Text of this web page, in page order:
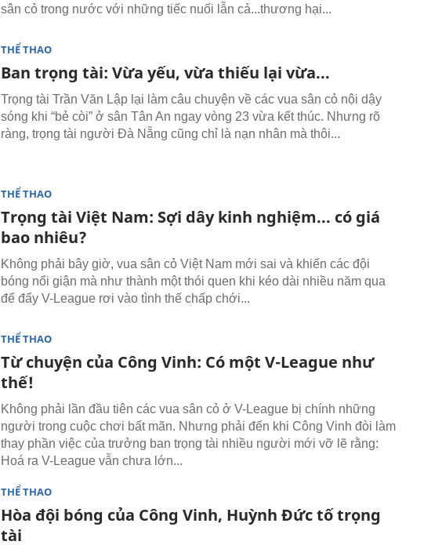
sân cỏ trong nước với những tiếc nuối lẫn cả...thương hại...
THỂ THAO
Ban trọng tài: Vừa yếu, vừa thiếu lại vừa...
Trọng tài Trần Văn Lập lại làm câu chuyện về các vua sân cỏ nội dậy
sóng khi “bẻ còi” ở sân Tân An ngay vòng 23 vừa kết thúc. Nhưng rõ
ràng, trọng tài người Đà Nẵng cũng chỉ là nạn nhân mà thôi...
THỂ THAO
Trọng tài Việt Nam: Sợi dây kinh nghiệm... có giá
bao nhiêu?
Không phải bây giờ, vua sân cỏ Việt Nam mới sai và khiến các đội
bóng nổi giận mà như thành một thói quen khi kéo dài nhiều năm qua
để đẩy V-League rơi vào tình thế chấp chới...
THỂ THAO
Từ chuyện của Công Vinh: Có một V-League như
thế!
Không phải lần đầu tiên các vua sân cỏ ở V-League bị chính những
người trong cuộc chơi bất mãn. Nhưng phải đến khi Công Vinh đòi làm
thay phần việc của trưởng ban trọng tài nhiều người mới vỡ lẽ rằng:
Hoá ra V-League vẫn chưa lớn...
THỂ THAO
Hòa đội bóng của Công Vinh, Huỳnh Đức tố trọng
tài